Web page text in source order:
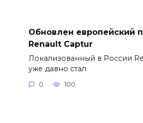
Обновлен европейский
Renault Captur
Локализованный в России
уже давно стал
0 100